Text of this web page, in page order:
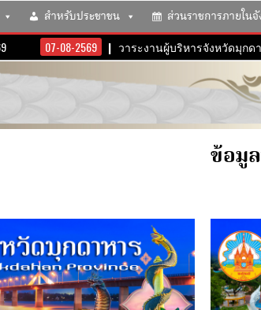
สำหรับประชาชน ส่วนราชการภายใน
07-08-2569 วาระงานผู้บริหารจังหวัดมุกดาหาร
ข้อมู